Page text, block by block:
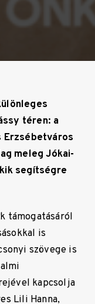
téren: a
Erzsébetváros
meleg Jókai-
segítségre
támogatásáról
is
szövege is
kapcsolja
Lili Hanna,